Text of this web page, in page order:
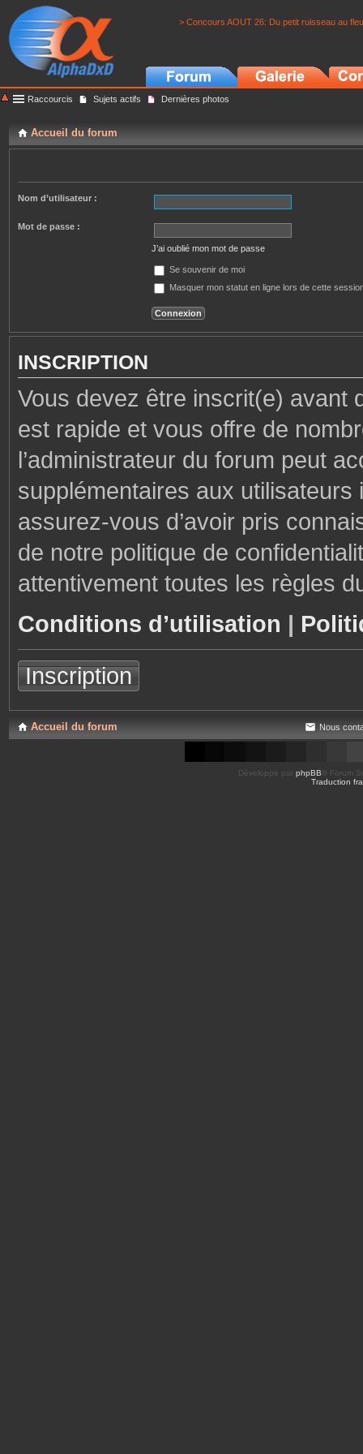
> Concours AOUT 26: Du petit ruisseau au
Raccourcis Sujets actifs Dernières photos
Accueil du forum
Nom d’utilisateur :
Mot de passe :
J’ai oublié mon mot de passe
Se souvenir de moi
Masquer mon statut en ligne lors de cette
INSCRIPTION
Vous devez être inscrit(e) avant
est rapide et vous offre de
l’administrateur du forum peut
supplémentaires aux
assurez-vous d’avoir pris
de notre politique de
attentivement toutes les règles
Conditions d’utilisation |
Inscription
Accueil du forum Nous
Développé par phpBB ® Forum
Traduction